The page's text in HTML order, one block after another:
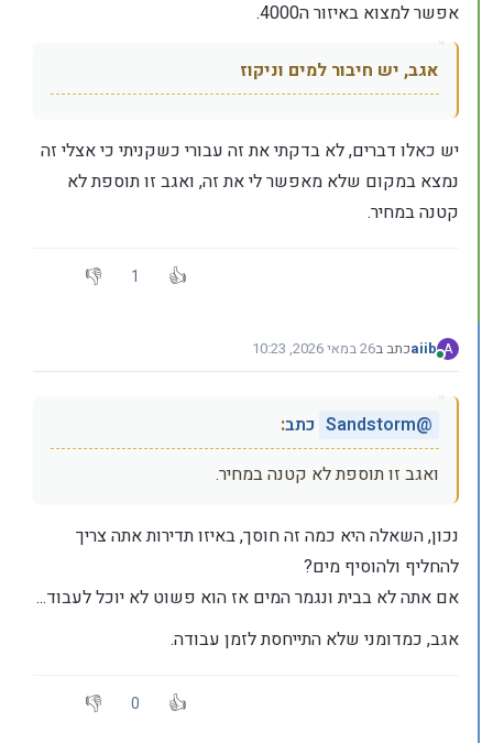
אפשר למצוא באיזור ה4000.
אגב, יש חיבור למים וניקוז
יש כאלו דברים, לא בדקתי את זה עבורי כשקניתי כי אצלי זה
נמצא במקום שלא מאפשר לי את זה, ואגב זו תוספת לא
קטנה במחיר.
1
A
מחובר
aiibכתב ב26 במאי 2026, 10:23
נערך לאחרונה על ידי
@
Sandstorm כתב:
ואגב זו תוספת לא קטנה במחיר.
נכון, השאלה היא כמה זה חוסך, באיזו תדירות אתה צריך
להחליף ולהוסיף מים?
אם אתה לא בבית ונגמר המים אז הוא פשוט לא יוכל לעבוד...
אגב, כמדומני שלא התייחסת לזמן עבודה.
0